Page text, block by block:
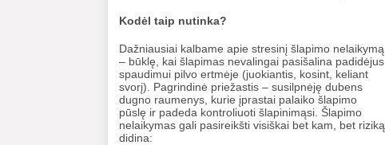
Kodėl taip nutinka?
Dažniausiai kalbame apie stresinį šlapimo nelaikymą
– būklę, kai šlapimas nevalingai pasišalina padidėjus
spaudimui pilvo ertmėje (juokiantis, kosint, keliant
svorį). Pagrindinė priežastis – susilpnėję dubens
dugno raumenys, kurie įprastai palaiko šlapimo
pūslę ir padeda kontroliuoti šlapinimąsi. Šlapimo
nelaikymas gali pasireikšti visiškai bet kam, bet riziką
didina: